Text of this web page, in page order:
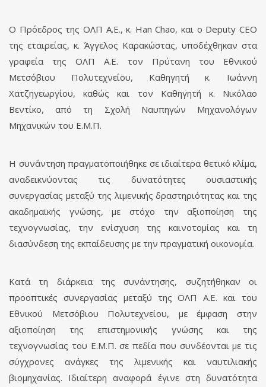
Ο Πρόεδρος της ΟΛΠ Α.Ε., κ. Han Chao, και ο Deputy CEO
της εταιρείας, κ. Άγγελος Καρακώστας, υποδέχθηκαν στα
γραφεία της ΟΛΠ Α.Ε. τον Πρύτανη του Εθνικού
Μετσόβιου Πολυτεχνείου, Καθηγητή κ. Ιωάννη
Χατζηγεωργίου, καθώς και τον Καθηγητή κ. Νικόλαο
Βεντίκο, από τη Σχολή Ναυπηγών Μηχανολόγων
Μηχανικών του Ε.Μ.Π.
Η συνάντηση πραγματοποιήθηκε σε ιδιαίτερα θετικό κλίμα,
αναδεικνύοντας τις δυνατότητες ουσιαστικής
συνεργασίας μεταξύ της λιμενικής δραστηριότητας και της
ακαδημαϊκής γνώσης, με στόχο την αξιοποίηση της
τεχνογνωσίας, την ενίσχυση της καινοτομίας και τη
διασύνδεση της εκπαίδευσης με την πραγματική οικονομία.
Κατά τη διάρκεια της συνάντησης, συζητήθηκαν οι
προοπτικές συνεργασίας μεταξύ της ΟΛΠ Α.Ε. και του
Εθνικού Μετσόβιου Πολυτεχνείου, με έμφαση στην
αξιοποίηση της επιστημονικής γνώσης και της
τεχνογνωσίας του Ε.Μ.Π. σε πεδία που συνδέονται με τις
σύγχρονες ανάγκες της λιμενικής και ναυτιλιακής
βιομηχανίας. Ιδιαίτερη αναφορά έγινε στη δυνατότητα